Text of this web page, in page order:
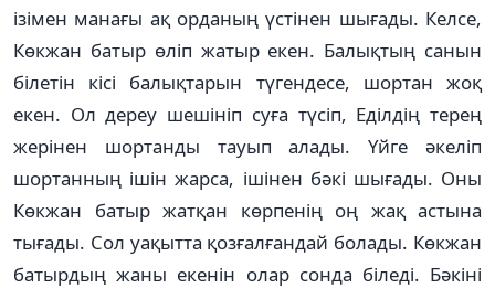
ізімен манағы ақ орданың үстінен шығады. Келсе,
Көкжан батыр өліп жатыр екен. Балықтың санын
білетін кісі балықтарын түгендесе, шортан жоқ
екен. Ол дереу шешініп суға түсіп, Еділдің терең
жерінен шортанды тауып алады. Үйге әкеліп
шортанның ішін жарса, ішінен бәкі шығады. Оны
Көкжан батыр жатқан көрпенің оң жақ астына
тығады. Сол уақытта қозғалғандай болады. Көкжан
батырдың жаны екенін олар сонда біледі. Бәкіні